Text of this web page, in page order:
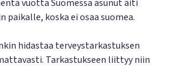
vuotta Suomessa asunut äiti
paikalle, koska ei osaa suomea.
hidastaa terveystarkastuksen
Tarkastukseen liittyy niin